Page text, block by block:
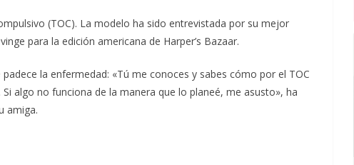
(TOC). La modelo ha sido entrevistada por su mejor
para la edición americana de Harper’s Bazaar.
la enfermedad: «Tú me conoces y sabes cómo por el TOC
algo no funciona de la manera que lo planeé, me asusto», ha
amiga.